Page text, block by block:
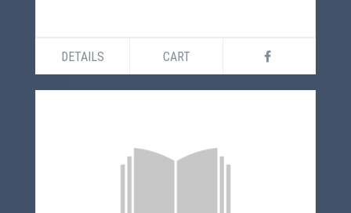
DETAILS CART